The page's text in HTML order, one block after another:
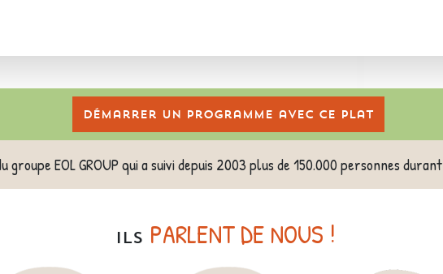
Démarrer un programme avec ce plat
EOL GROUP qui a suivi depuis 2003 plus de 150.000 personnes
ILS PARLENT DE NOUS !